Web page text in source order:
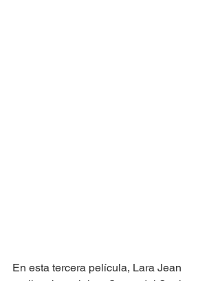
En esta tercera película, Lara Jean